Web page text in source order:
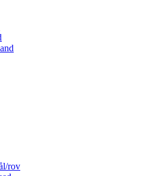
rov